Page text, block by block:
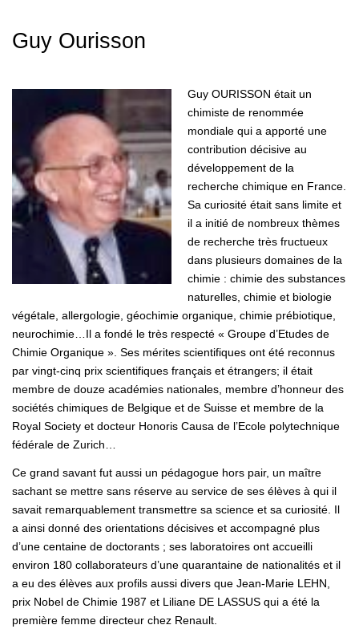
Guy Ourisson
Guy OURISSON était un
chimiste de renommée
mondiale qui a apporté une
contribution décisive au
développement de la
recherche chimique en France.
Sa curiosité était sans limite et
il a initié de nombreux thèmes
de recherche très fructueux
dans plusieurs domaines de la
chimie : chimie des substances
naturelles, chimie et biologie
végétale, allergologie, géochimie organique, chimie prébiotique,
neurochimie…Il a fondé le très respecté « Groupe d’Etudes de
Chimie Organique ». Ses mérites scientifiques ont été reconnus
par vingt-cinq prix scientifiques français et étrangers; il était
membre de douze académies nationales, membre d’honneur des
sociétés chimiques de Belgique et de Suisse et membre de la
Royal Society et docteur Honoris Causa de l’Ecole polytechnique
fédérale de Zurich…
Ce grand savant fut aussi un pédagogue hors pair, un maître
sachant se mettre sans réserve au service de ses élèves à qui il
savait remarquablement transmettre sa science et sa curiosité. Il
a ainsi donné des orientations décisives et accompagné plus
d’une centaine de doctorants ; ses laboratoires ont accueilli
environ 180 collaborateurs d’une quarantaine de nationalités et il
a eu des élèves aux profils aussi divers que Jean-Marie LEHN,
prix Nobel de Chimie 1987 et Liliane DE LASSUS qui a été la
première femme directeur chez Renault.